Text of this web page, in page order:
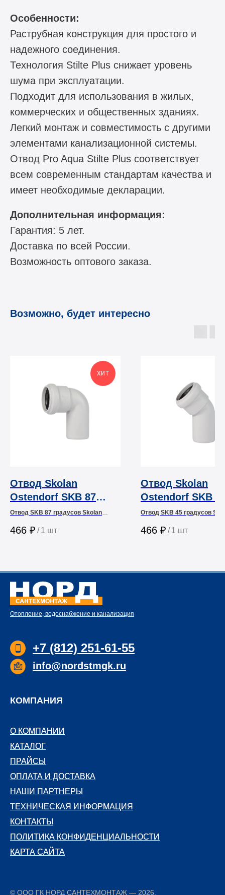
Особенности:
Раструбная конструкция для простого и
надежного соединения.
Технология Stilte Plus снижает уровень
шума при эксплуатации.
Подходит для использования в жилых,
коммерческих и общественных зданиях.
Легкий монтаж и совместимость с другими
элементами канализационной системы.
Отвод Pro Aqua Stilte Plus соответствует
всем современным стандартам качества и
имеет необходимые декларации.
Дополнительная информация:
Гарантия: 5 лет.
Доставка по всей России.
Возможность оптового заказа.
Возможно, будет интересно
ХИТ
Отвод Skolan
Ostendorf SKB 87
градусов
Отвод SKB 87 градусов Skolan
466 ₽ / 1 шт
Отвод Skolan
Ostendorf SKB
градусов
Отвод SKB 45 градусов
466 ₽ / 1 шт
Отопление, водоснабжение и канализация
+7 (812) 251-61-55
info@nordstmgk.ru
© ООО ГК НОРД САНТЕХМОНТАЖ — 2026.
О КОМПАНИИ
О КОМПАНИИ
КАТАЛОГ
КАТАЛОГ
ПРАЙСЫ
ПРАЙСЫ
ОПЛАТА И ДОСТАВКА
ОПЛАТА И ДОСТАВКА
КОМПАНИЯ
НАШИ ПАРТНЕРЫ
НАШИ ПАРТНЕРЫ
ТЕХНИЧЕСКАЯ ИНФОРМАЦИЯ
ТЕХНИЧЕСКАЯ ИНФОРМАЦИЯ
КОНТАКТЫ
КОНТАКТЫ
ПОЛИТИКА КОНФИДЕНЦИАЛЬНОСТИ
ПОЛИТИКА КОНФИДЕНЦИАЛЬНОСТИ
КАРТА САЙТА
КАРТА САЙТА